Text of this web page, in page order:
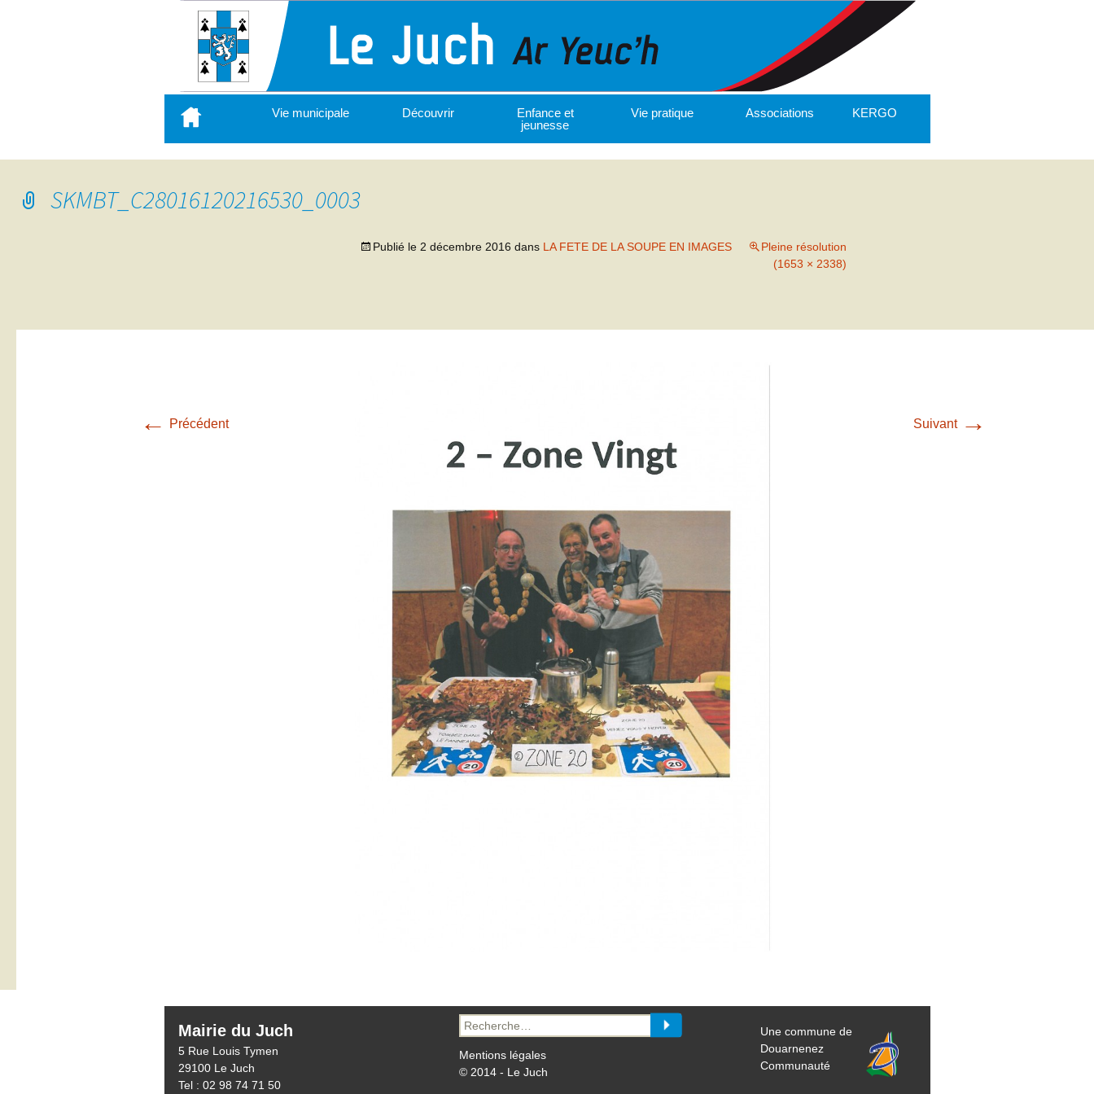
contenu
principal
Vie municipale Découvrir
Enfance et
jeunesse
Vie pratique Associations KERGO
SKMBT_C28016120216530_0003
Publié le 2 décembre 2016 dans LA FETE DE LA SOUPE EN IMAGES
Pleine résolution
(1653 × 2338)
← Précédent Suivant →
Mairie du Juch
5 Rue Louis Tymen
29100 Le Juch
Tel : 02 98 74 71 50
Recherche
pour :
Mentions légales
© 2014 - Le Juch
Une commune de
Douarnenez
Communauté